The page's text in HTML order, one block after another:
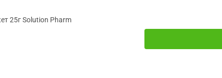
25г Solution Pharm